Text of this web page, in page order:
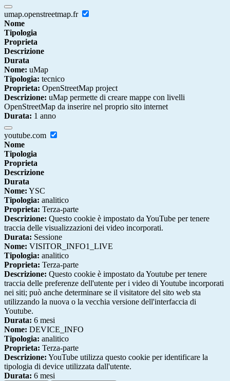
umap.openstreetmap.fr
Nome
Tipologia
Proprieta
Descrizione
Durata
Nome: uMap
Tipologia: tecnico
Proprieta: OpenStreetMap project
Descrizione: uMap permette di creare mappe con livelli
OpenStreetMap da inserire nel proprio sito internet
Durata: 1 anno
youtube.com
Nome
Tipologia
Proprieta
Descrizione
Durata
Nome: YSC
Tipologia: analitico
Proprieta: Terza-parte
Descrizione: Questo cookie è impostato da YouTube per tenere
traccia delle visualizzazioni dei video incorporati.
Durata: Sessione
Nome: VISITOR_INFO1_LIVE
Tipologia: analitico
Proprieta: Terza-parte
Descrizione: Questo cookie è impostato da Youtube per tenere
traccia delle preferenze dell'utente per i video di Youtube incorporati
nei siti; può anche determinare se il visitatore del sito web sta
utilizzando la nuova o la vecchia versione dell'interfaccia di
Youtube.
Durata: 6 mesi
Nome: DEVICE_INFO
Tipologia: analitico
Proprieta: Terza-parte
Descrizione: YouTube utilizza questo cookie per identificare la
tipologia di device utilizzata dall'utente.
Durata: 6 mesi